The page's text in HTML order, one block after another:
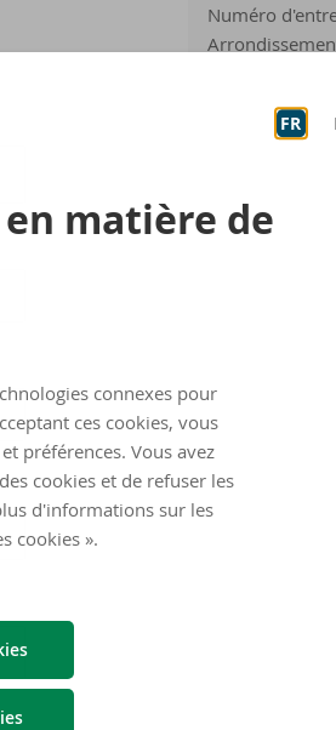
FR
matière de
connexes pour
ces cookies, vous
préférences. Vous avez
cookies et de refuser les
d'informations sur les
cookies ».
Numéro